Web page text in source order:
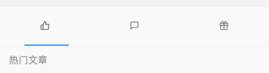
热
门
文
热门文章